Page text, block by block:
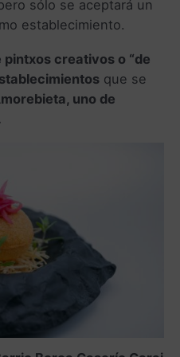
sólo se aceptará un
establecimiento.
creativos o “de
que se
uno de